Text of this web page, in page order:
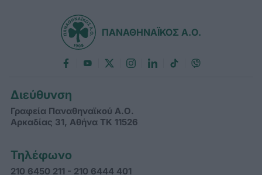
ΠΑΝΑΘΗΝΑΪΚΟΣ Α.Ο.
Διεύθυνση
Γραφεία Παναθηναϊκού Α.Ο.
Αρκαδίας 31, Αθήνα ΤΚ 11526
Τηλέφωνο
210 6450 211 - 210 6444 401